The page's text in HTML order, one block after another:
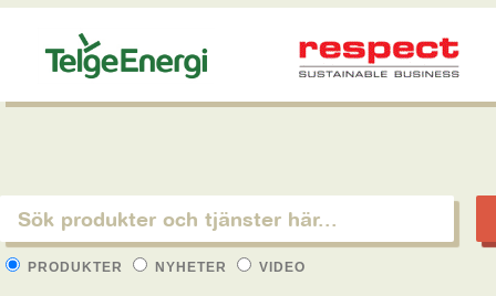
PRODUKTER NYHETER VIDEO